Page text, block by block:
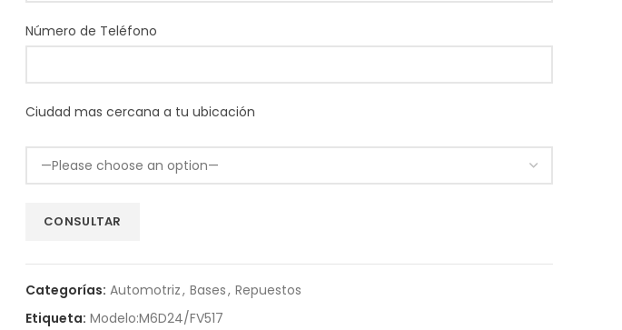
Número de Teléfono
Ciudad mas cercana a tu ubicación
Categorías: Automotriz, Bases, Repuestos
Etiqueta: Modelo:M6D24/FV517